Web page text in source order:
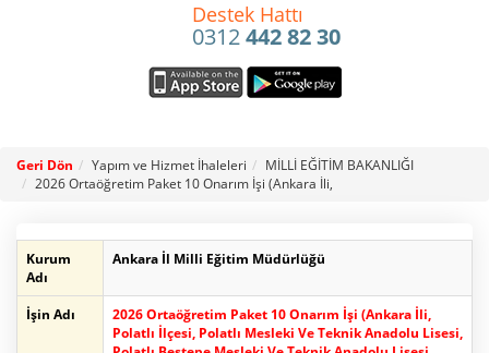
Destek Hattı
0312442 82 30
Geri Dön Yapım ve Hizmet İhaleleri
MİLLİ EĞİTİM BAKANLIĞI
2026 Ortaöğretim Paket 10 Onarım İşi (Ankara İli,
Kurum
Adı
Ankara İl Milli Eğitim Müdürlüğü
İşin Adı
2026 Ortaöğretim Paket 10 Onarım İşi (Ankara İli,
Polatlı İlçesi, Polatlı Mesleki Ve Teknik Anadolu Lisesi,